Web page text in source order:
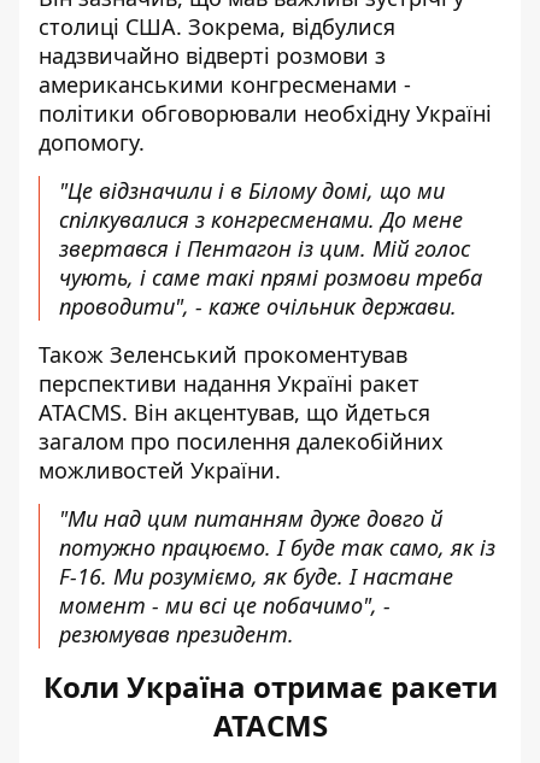
столиці США. Зокрема, відбулися
надзвичайно відверті розмови з
американськими конгресменами -
політики обговорювали необхідну Україні
допомогу.
"Це відзначили і в Білому домі, що ми
спілкувалися з конгресменами. До мене
звертався і Пентагон із цим. Мій голос
чують, і саме такі прямі розмови треба
проводити", - каже очільник держави.
Також Зеленський прокоментував
перспективи надання Україні ракет
ATACMS. Він акцентував, що йдеться
загалом про посилення далекобійних
можливостей України.
"Ми над цим питанням дуже довго й
потужно працюємо. І буде так само, як із
F-16. Ми розуміємо, як буде. І настане
момент - ми всі це побачимо", -
резюмував президент.
Коли Україна отримає ракети
ATACMS